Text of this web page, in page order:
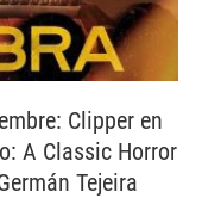
Clipper en
A Classic Horror
Tejeira